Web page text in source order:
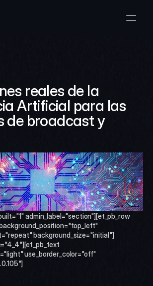
TV
Workflow
+ VSN AI
Select Language
English
EN TALK TO US
reales de la
Artificial para las
de broadcast y
admin_label="section"][et_pb_row
background_size="initial"]
use_border_color="off"